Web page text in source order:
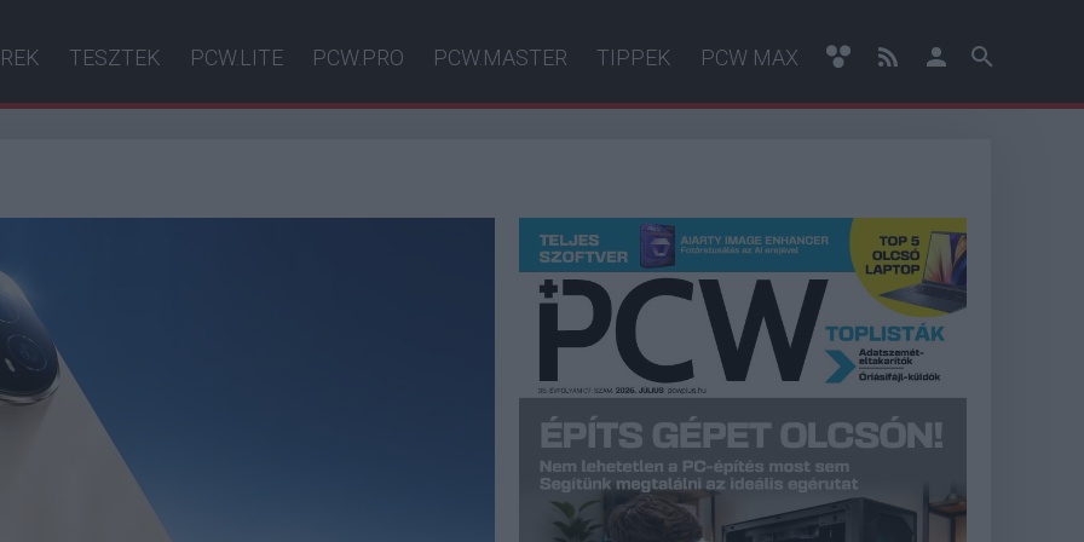
TESZTEK PCW.LITE PCW.PRO PCW.MASTER TIPPEK PCW MAX